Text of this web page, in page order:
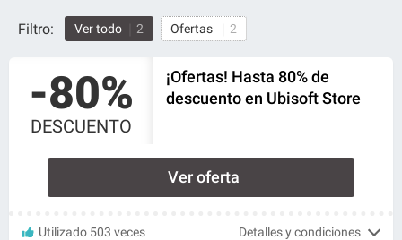
Filtro: Ver todo 2 Ofertas 2
-80%
DESCUENTO
¡Ofertas! Hasta 80% de
descuento en Ubisoft Store
Ver oferta
Utilizado 503 veces Detalles y condiciones